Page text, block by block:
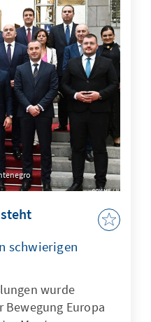
schwierigen
wurde
Bewegung Europa